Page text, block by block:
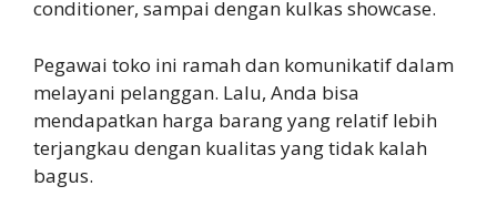
conditioner, sampai dengan kulkas showcase.
Pegawai toko ini ramah dan komunikatif dalam
melayani pelanggan. Lalu, Anda bisa
mendapatkan harga barang yang relatif lebih
terjangkau dengan kualitas yang tidak kalah
bagus.